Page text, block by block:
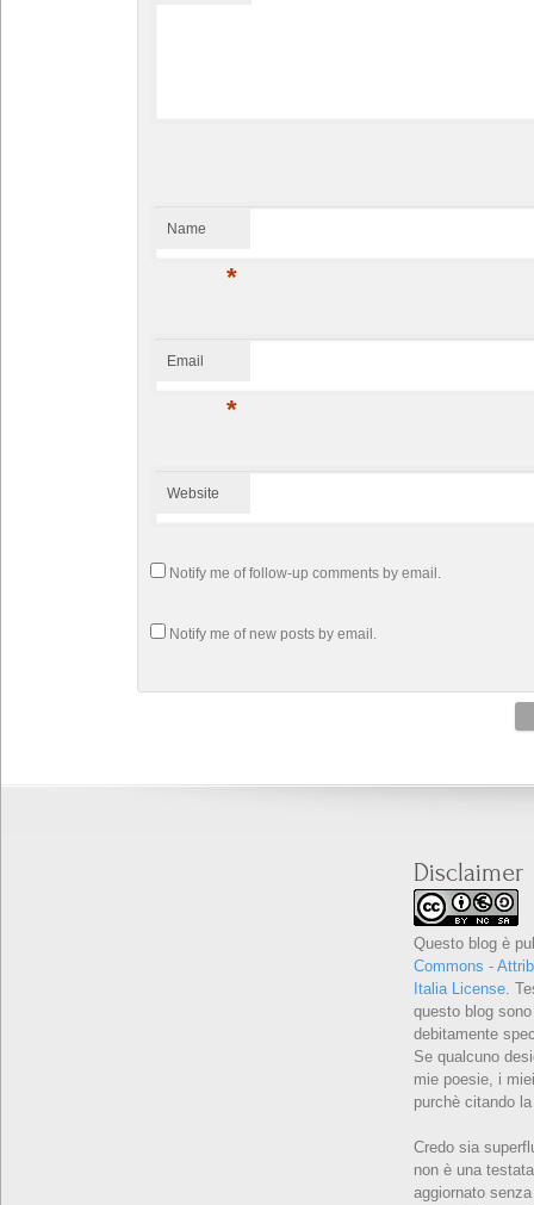
Name
*
Email
*
Website
Notify me of follow-up comments by email.
Notify me of new posts by email.
Disclaimer
Questo blog è
Commons -
Italia License.
questo blog
debitamente
Se qualcuno
mie poesie, i
purchè citando
Credo sia
non è una
aggiornato